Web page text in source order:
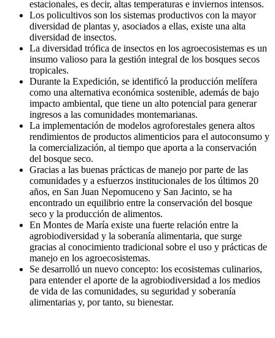
estacionales, es decir, altas temperaturas e inviernos intensos.
Los policultivos son los sistemas productivos con la mayor
diversidad de plantas y, asociados a ellas, existe una alta
diversidad de insectos.
La diversidad trófica de insectos en los agroecosistemas es un
insumo valioso para la gestión integral de los bosques secos
tropicales.
Durante la Expedición, se identificó la producción melífera
como una alternativa económica sostenible, además de bajo
impacto ambiental, que tiene un alto potencial para generar
ingresos a las comunidades montemarianas.
La implementación de modelos agroforestales genera altos
rendimientos de productos alimenticios para el autoconsumo y
la comercialización, al tiempo que aporta a la conservación
del bosque seco.
Gracias a las buenas prácticas de manejo por parte de las
comunidades y a esfuerzos institucionales de los últimos 20
años, en San Juan Nepomuceno y San Jacinto, se ha
encontrado un equilibrio entre la conservación del bosque
seco y la producción de alimentos.
En Montes de María existe una fuerte relación entre la
agrobiodiversidad y la soberanía alimentaria, que surge
gracias al conocimiento tradicional sobre el uso y prácticas de
manejo en los agroecosistemas.
Se desarrolló un nuevo concepto: los ecosistemas culinarios,
para entender el aporte de la agrobiodiversidad a los medios
de vida de las comunidades, su seguridad y soberanía
alimentarias y, por tanto, su bienestar.